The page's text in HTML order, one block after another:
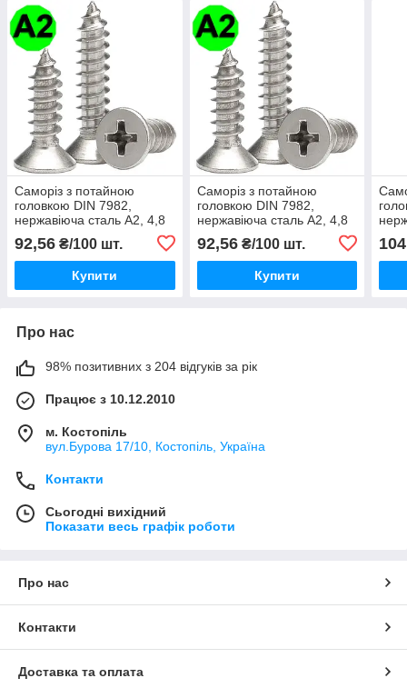
Саморіз з потайною
головкою DIN 7982,
нержавіюча сталь А2, 4,8
92,56 ₴/100 шт.
Купити
Саморіз з потайною
головкою DIN 7982,
нержавіюча сталь А2, 4,8
92,56₴/100 шт.
Купити
104
Про нас
98% позитивних з 204 відгуків за рік
Працює з 10.12.2010
м. Костопіль
вул.Бурова 17/10, Костопіль, Україна
Контакти
Сьогодні вихідний
Показати весь графік роботи
Про нас
Контакти
Доставка та оплата